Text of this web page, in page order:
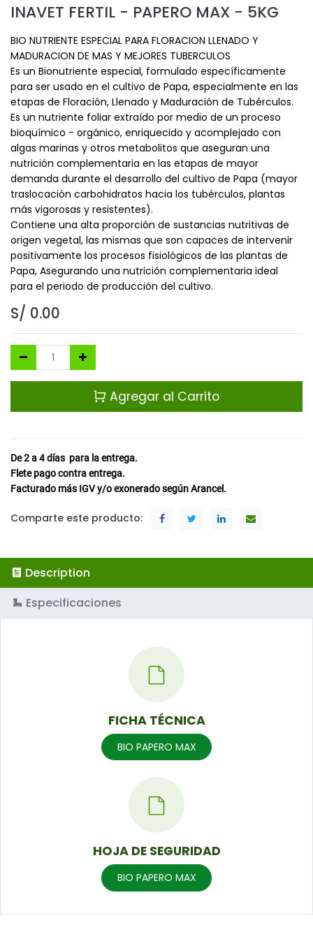
INAVET FERTIL - PAPERO MAX - 5KG
BIO NUTRIENTE ESPECIAL PARA FLORACION LLENADO Y
MADURACION DE MAS Y MEJORES TUBERCULOS
Es un Bionutriente especial, formulado específicamente
para ser usado en el cultivo de Papa, especialmente en las
etapas de Floración, Llenado y Maduración de Tubérculos.
Es un nutriente foliar extraído por medio de un proceso
bioquímico - orgánico, enriquecido y acomplejado con
algas marinas y otros metabolitos que aseguran una
nutrición complementaria en las etapas de mayor
demanda durante el desarrollo del cultivo de Papa (mayor
traslocación carbohidratos hacia los tubérculos, plantas
más vigorosas y resistentes).
Contiene una alta proporción de sustancias nutritivas de
origen vegetal, las mismas que son capaces de intervenir
positivamente los procesos fisiológicos de las plantas de
Papa, Asegurando una nutrición complementaria ideal
para el periodo de producción del cultivo.
S/ 0.00
Agregar al Carrito
De 2 a 4días para la entrega.
Flete pago contra entrega.
Facturado más IGV y/o exonerado según Arancel.
Comparte este producto:
Description
Especificaciones
FICHA TÉCNICA
BIO PAPERO MAX
HOJA DE SEGURIDAD
BIO PAPERO MAX